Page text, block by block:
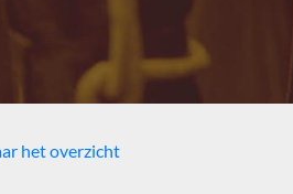
het overzicht